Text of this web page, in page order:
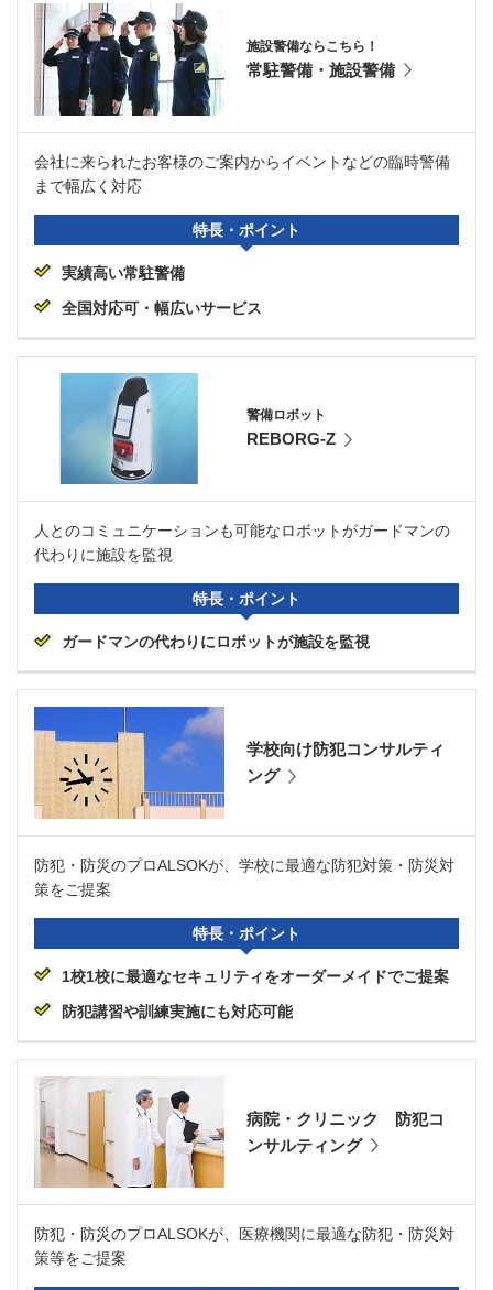
施設警備ならこちら！
常駐警備・施設警備
会社に来られたお客様のご案内からイベントなどの臨時警備
まで幅広く対応
特長・ポイント
実績高い常駐警備
全国対応可・幅広いサービス
警備ロボット
REBORG-Z
人とのコミュニケーションも可能なロボットがガードマンの
代わりに施設を監視
特長・ポイント
ガードマンの代わりにロボットが施設を監視
学校向け防犯コンサルティ
ング
防犯・防災のプロALSOKが、学校に最適な防犯対策・防災対
策をご提案
特長・ポイント
1校1校に最適なセキュリティをオーダーメイドでご提案
防犯講習や訓練実施にも対応可能
病院・クリニック 防犯コ
ンサルティング
防犯・防災のプロALSOKが、医療機関に最適な防犯・防災対
策等をご提案